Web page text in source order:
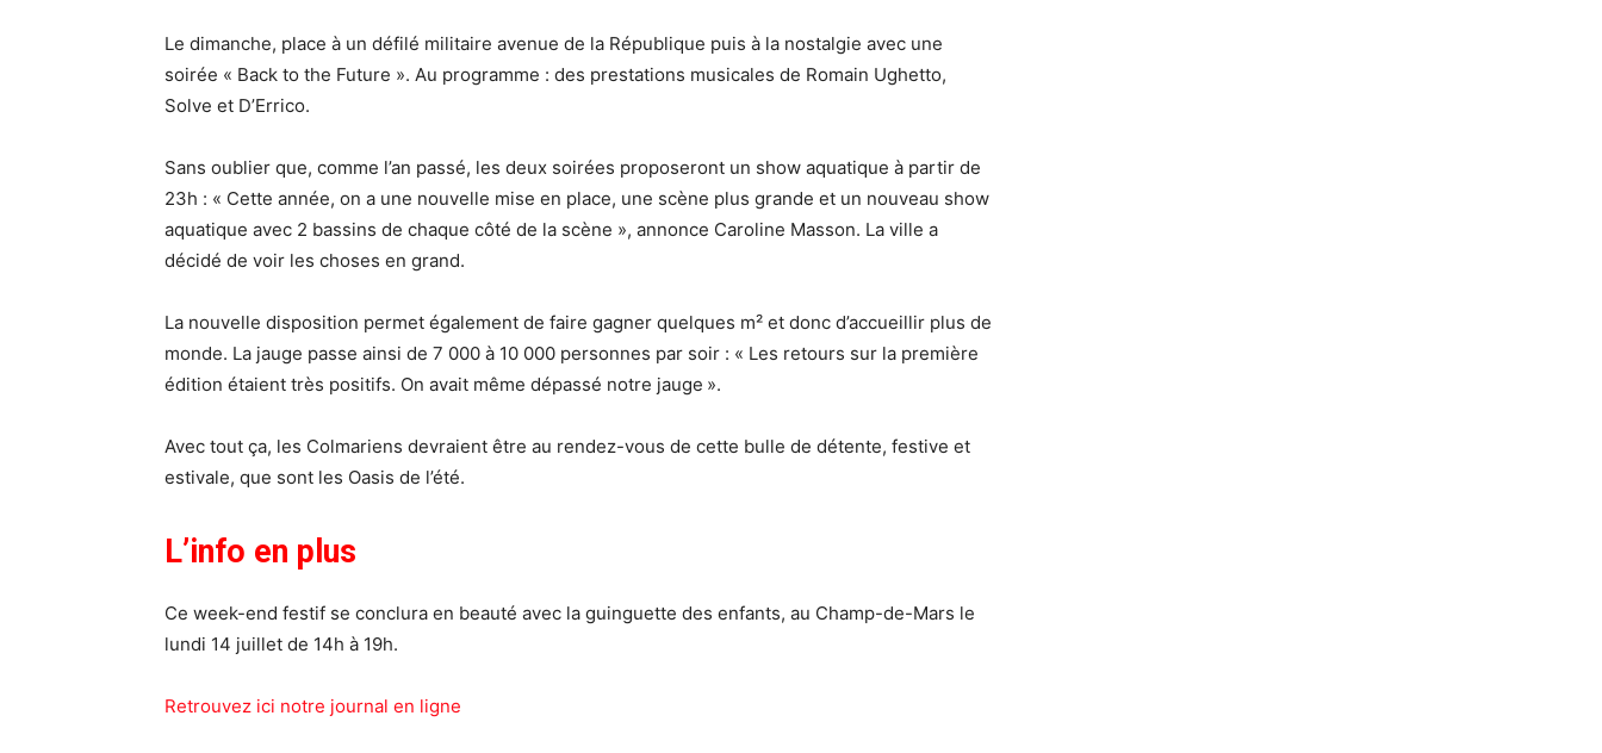
Le dimanche, place à un défilé militaire avenue de la République puis à la nostalgie avec une
soirée « Back to the Future ». Au programme : des prestations musicales de Romain Ughetto,
Solve et D’Errico.
Sans oublier que, comme l’an passé, les deux soirées proposeront un show aquatique à partir de
23h : « Cette année, on a une nouvelle mise en place, une scène plus grande et un nouveau show
aquatique avec 2 bassins de chaque côté de la scène », annonce Caroline Masson. La ville a
décidé de voir les choses en grand.
La nouvelle disposition permet également de faire gagner quelques m² et donc d’accueillir plus de
monde. La jauge passe ainsi de 7 000 à 10 000 personnes par soir : « Les retours sur la première
édition étaient très positifs. On avait même dépassé notre jauge ».
Avec tout ça, les Colmariens devraient être au rendez-vous de cette bulle de détente, festive et
estivale, que sont les Oasis de l’été.
L’info en plus
Ce week-end festif se conclura en beauté avec la guinguette des enfants, au Champ-de-Mars le
lundi 14 juillet de 14h à 19h.
Retrouvez ici notre journal en ligne